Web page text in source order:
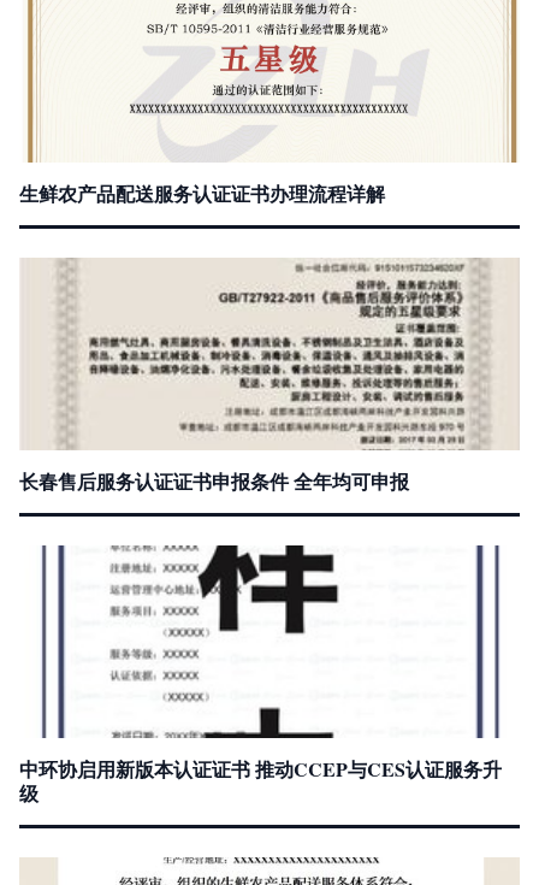
生鲜农产品配送服务认证证书办理流程详解
长春售后服务认证证书申报条件 全年均可申报
中环协启用新版本认证证书 推动CCEP与CES认证服务升
级